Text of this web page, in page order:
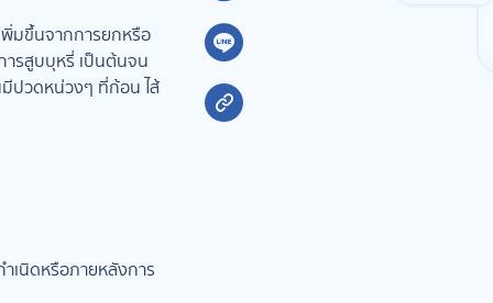
พิ่มขึ้นจากการยกหรือ
ารสูบบุหรี่ เป็นต้นจน
ปวดหน่วงๆ ที่ก้อน ไส้
เนิดหรือภายหลังการ